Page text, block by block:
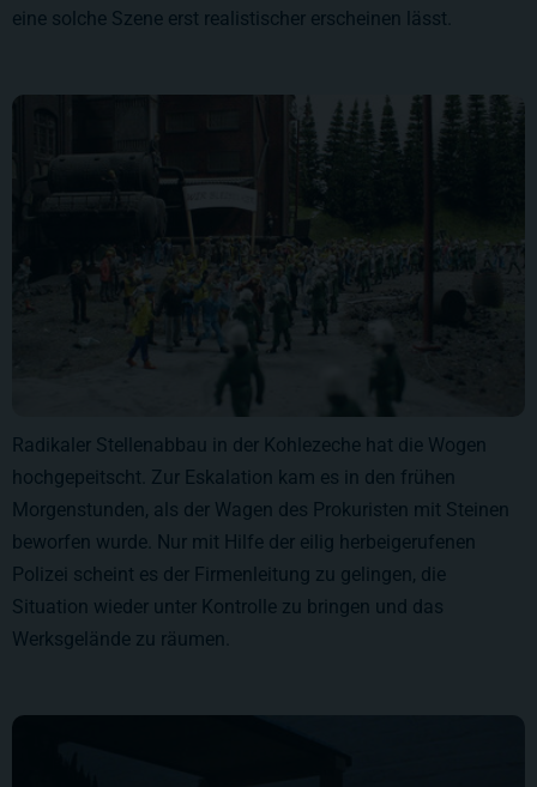
eine solche Szene erst realistischer erscheinen lässt.
Radikaler Stellenabbau in der Kohlezeche hat die Wogen
hochgepeitscht. Zur Eskalation kam es in den frühen
Morgenstunden, als der Wagen des Prokuristen mit Steinen
beworfen wurde. Nur mit Hilfe der eilig herbeigerufenen
Polizei scheint es der Firmenleitung zu gelingen, die
Situation wieder unter Kontrolle zu bringen und das
Werksgelände zu räumen.